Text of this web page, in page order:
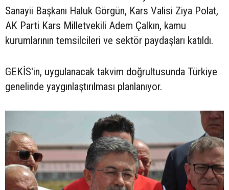
Sanayii Başkanı Haluk Görgün, Kars Valisi Ziya Polat,
AK Parti Kars Milletvekili Adem Çalkın, kamu
kurumlarının temsilcileri ve sektör paydaşları katıldı.
GEKİS'in, uygulanacak takvim doğrultusunda Türkiye
genelinde yaygınlaştırılması planlanıyor.